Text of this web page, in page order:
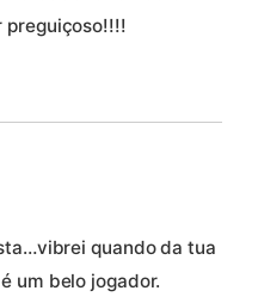
preguiçoso!!!!
quando da tua
um belo jogador.